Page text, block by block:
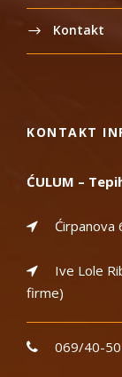
Kontakt
KONTAKT
ĆULUM –
Ćirpanova
Ive Lole
firme)
069/40-